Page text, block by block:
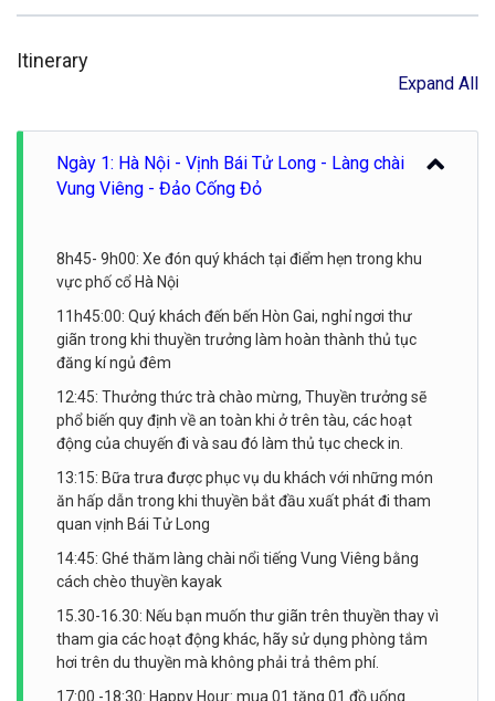
Itinerary
Expand All
Ngày 1: Hà Nội - Vịnh Bái Tử Long - Làng chài
Vung Viêng - Đảo Cống Đỏ
8h45- 9h00: Xe đón quý khách tại điểm hẹn trong khu
vực phố cổ Hà Nội
11h45:00: Quý khách đến bến Hòn Gai, nghỉ ngơi thư
giãn trong khi thuyền trưởng làm hoàn thành thủ tục
đăng kí ngủ đêm
12:45: Thưởng thức trà chào mừng, Thuyền trưởng sẽ
phổ biến quy định về an toàn khi ở trên tàu, các hoạt
động của chuyến đi và sau đó làm thủ tục check in.
13:15: Bữa trưa được phục vụ du khách với những món
ăn hấp dẫn trong khi thuyền bắt đầu xuất phát đi tham
quan vịnh Bái Tử Long
14:45: Ghé thăm làng chài nổi tiếng Vung Viêng bằng
cách chèo thuyền kayak
15.30-16.30: Nếu bạn muốn thư giãn trên thuyền thay vì
tham gia các hoạt động khác, hãy sử dụng phòng tắm
hơi trên du thuyền mà không phải trả thêm phí.
17:00 -18:30: Happy Hour: mua 01 tặng 01 đồ uống